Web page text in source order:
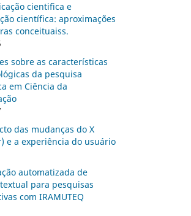
cientifica e
científica: aproximações
conceituaiss.
sobre as características
da pesquisa
em Ciência da
das mudanças do X
e a experiência do usuário
automatizada de
para pesquisas
com IRAMUTEQ